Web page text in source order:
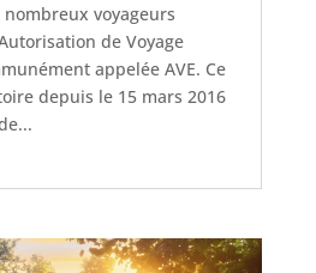
voyageurs
de Voyage
appelée AVE. Ce
depuis le 15 mars 2016